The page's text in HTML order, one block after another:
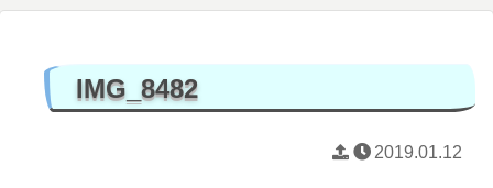
IMG_8482
2019.01.12